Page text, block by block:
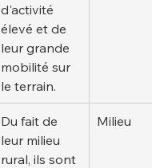
d'activité
élevé et de
leur grande
mobilité sur
le terrain.
Du fait de
leur milieu
rural, ils sont
Milieu